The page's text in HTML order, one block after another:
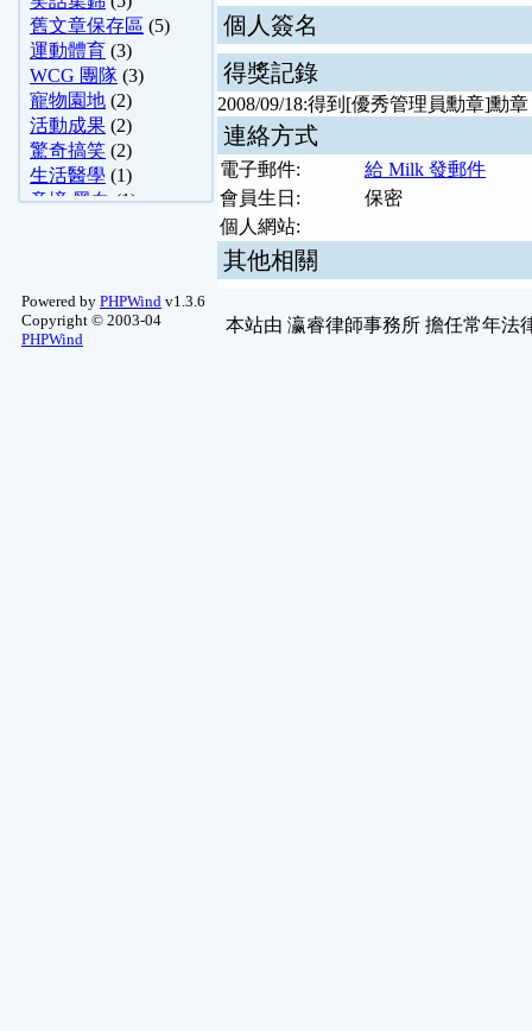
舊文章保存區 (5)
運動體育 (3)
WCG 團隊 (3)
寵物園地 (2)
活動成果 (2)
驚奇搞笑 (2)
生活醫學 (1)
意境.黑白(1)
個人簽名
得獎記錄
2008/09/18:得到[優秀管理員勳章]勳
連絡方式
電子郵件:
給 Milk 發郵件
會員生日:
保密
個人網站:
其他相關
Powered by PHPWind v1.3.6
Copyright © 2003-04
PHPWind
本站由 瀛睿律師事務所 擔任常年法